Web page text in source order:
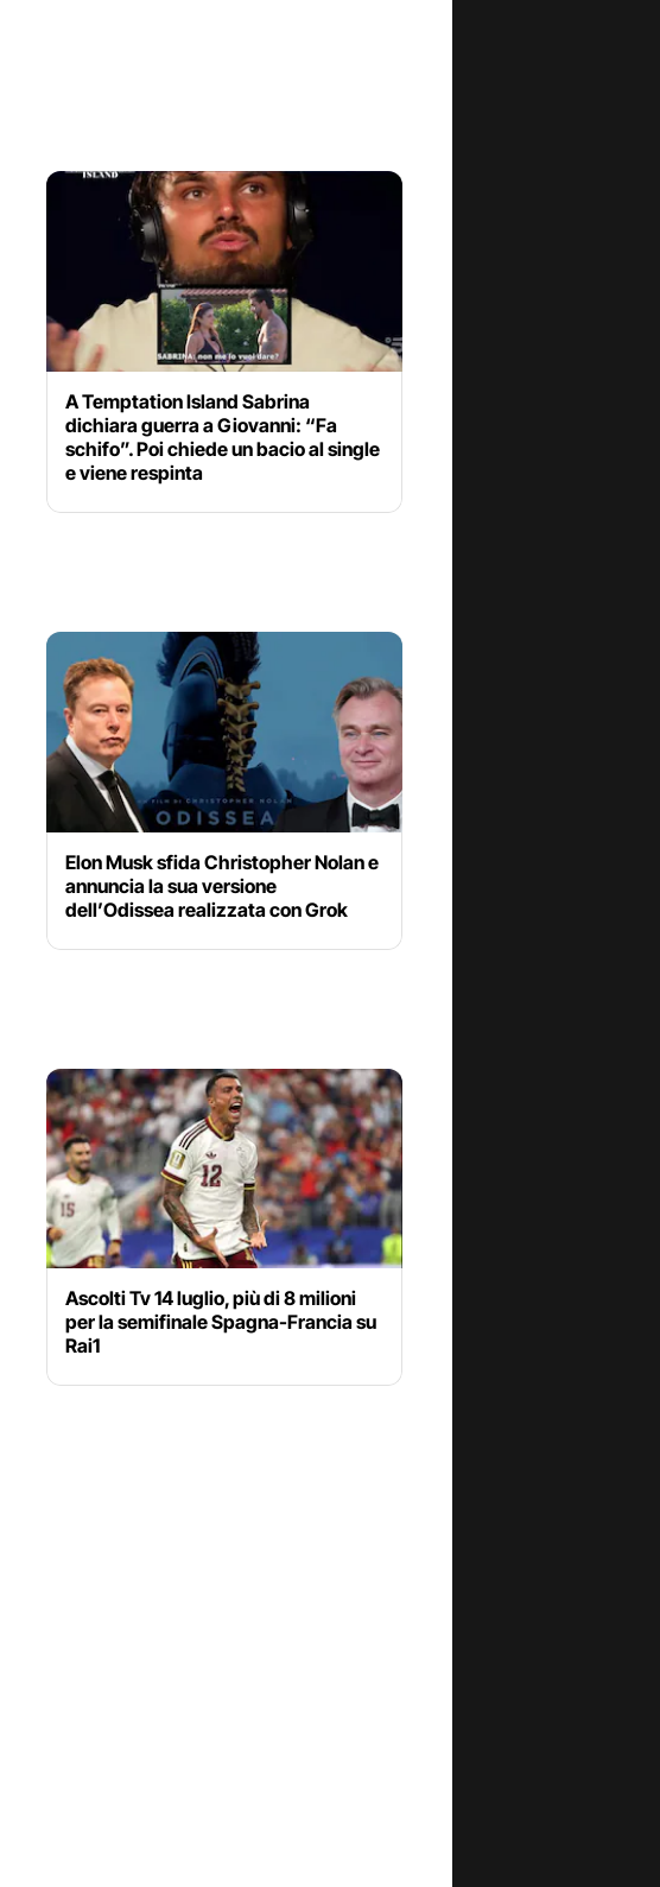
A Temptation Island Sabrina
dichiara guerra a Giovanni: “Fa
schifo”. Poi chiede un bacio al single
e viene respinta
Elon Musk sfida Christopher Nolan e
annuncia la sua versione
dell’Odissea realizzata con Grok
Ascolti Tv 14 luglio, più di 8 milioni
per la semifinale Spagna-Francia su
Rai1